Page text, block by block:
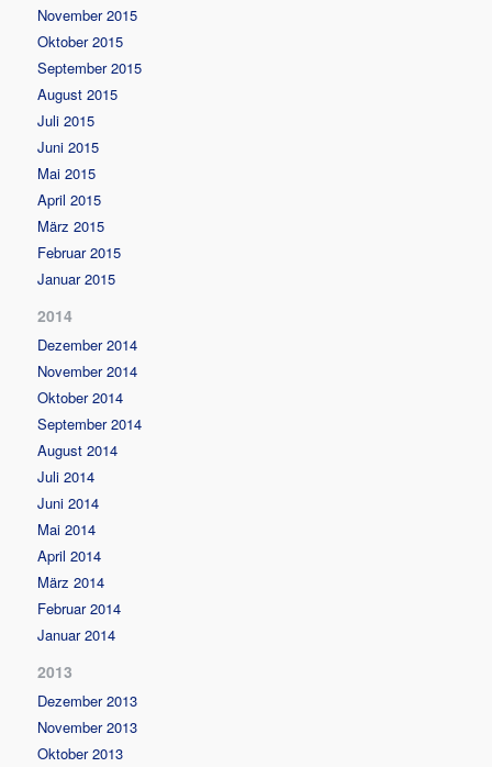
November 2015
Oktober 2015
September 2015
August 2015
Juli 2015
Juni 2015
Mai 2015
April 2015
März 2015
Februar 2015
Januar 2015
2014
Dezember 2014
November 2014
Oktober 2014
September 2014
August 2014
Juli 2014
Juni 2014
Mai 2014
April 2014
März 2014
Februar 2014
Januar 2014
2013
Dezember 2013
November 2013
Oktober 2013